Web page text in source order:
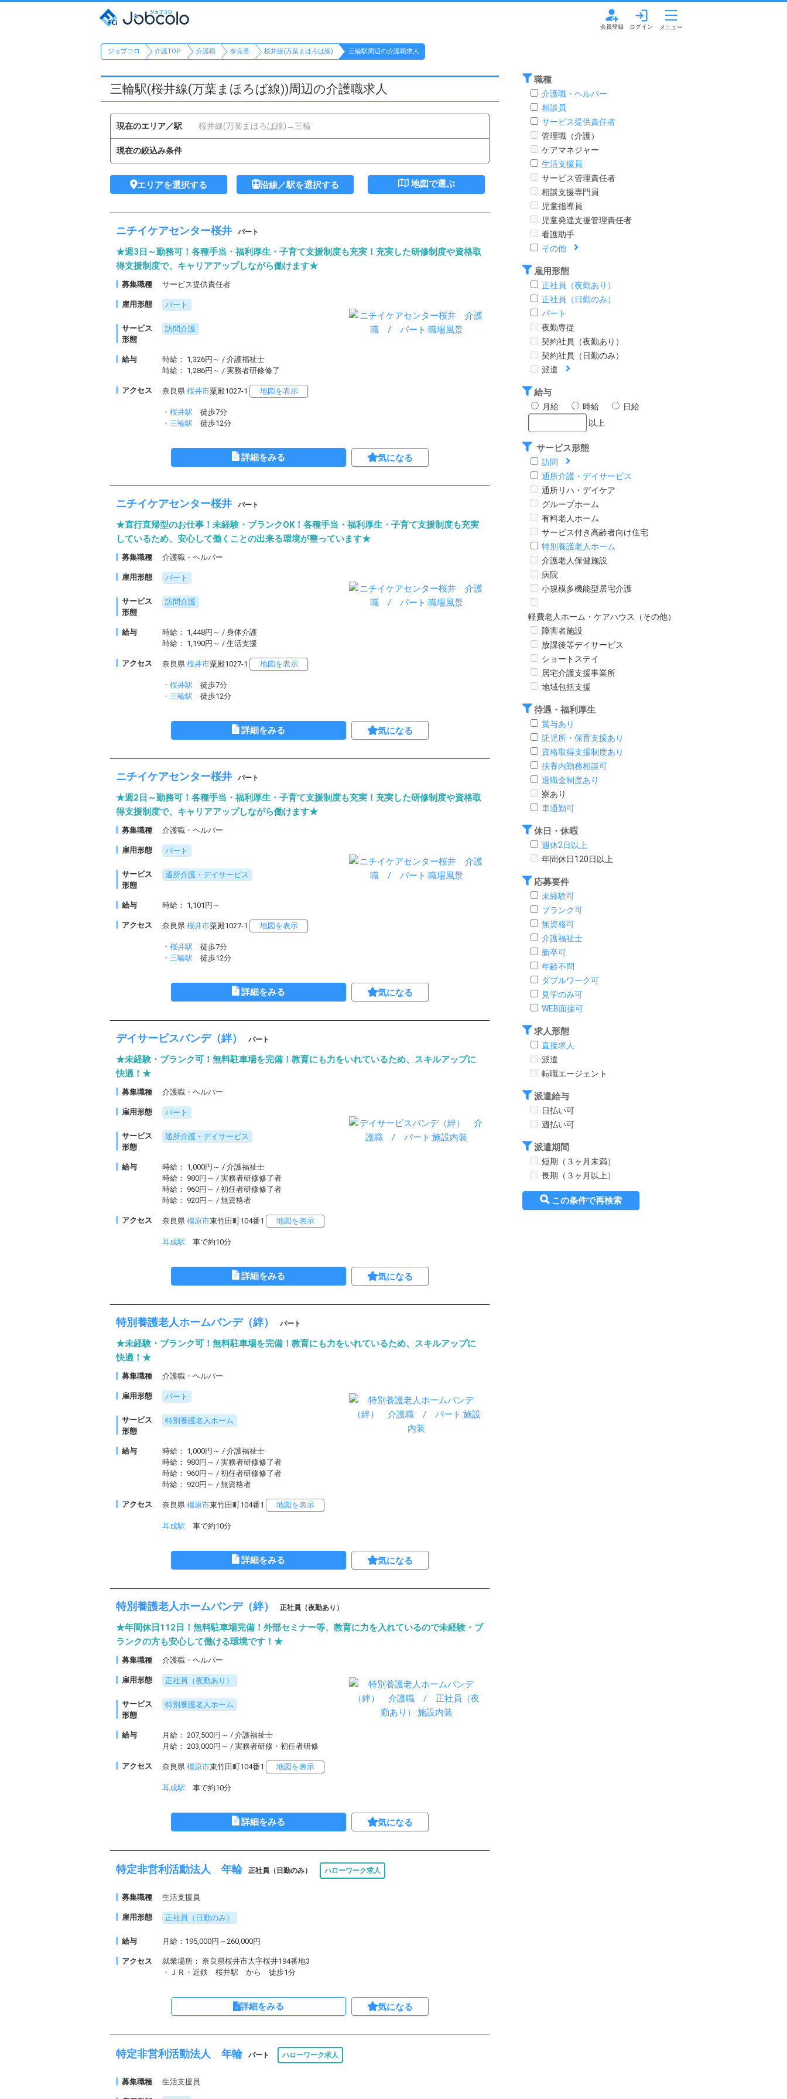
ジョブコロ 介護TOP 介護職 奈良県 桜井線(万葉まほろば線) 三輪駅周辺の介護職求人
三輪駅(桜井線(万葉まほろば線))周辺の介護職求人
現在のエリア／駅 桜井線(万葉まほろば線)→三輪
現在の絞込み条件
エリアを選択する 沿線／駅を選択する 地図で選ぶ
ニチイケアセンター桜井 パート
★週3日～勤務可！各種手当・福利厚生・子育て支援制度も充実！充実した研修制度や資格取
得支援制度で、キャリアアップしながら働けます★
募集職種 サービス提供責任者
雇用形態 パート
サービス
形態
訪問介護
給与
時給： 1,326円～ / 介護福祉士
時給： 1,286円～ / 実務者研修修了
アクセス 奈良県 桜井市粟殿1027-1 地図を表示
・ 桜井駅 徒歩7分
・ 三輪駅 徒歩12分
詳細をみる 気になる
ニチイケアセンター桜井 パート
★直行直帰型のお仕事！未経験・ブランクOK！各種手当・福利厚生・子育て支援制度も充実
しているため、安心して働くことの出来る環境が整っています★
募集職種 介護職・ヘルパー
雇用形態 パート
サービス
形態
訪問介護
給与
時給： 1,448円～ / 身体介護
時給： 1,190円～ / 生活支援
アクセス 奈良県 桜井市粟殿1027-1 地図を表示
・ 桜井駅 徒歩7分
・ 三輪駅 徒歩12分
詳細をみる 気になる
ニチイケアセンター桜井 パート
★週2日～勤務可！各種手当・福利厚生・子育て支援制度も充実！充実した研修制度や資格取
得支援制度で、キャリアアップしながら働けます★
募集職種 介護職・ヘルパー
雇用形態 パート
サービス
形態
通所介護・デイサービス
給与 時給： 1,101円～
アクセス 奈良県 桜井市粟殿1027-1 地図を表示
・ 桜井駅 徒歩7分
・ 三輪駅 徒歩12分
詳細をみる 気になる
デイサービスバンデ（絆） パート
★未経験・ブランク可！無料駐車場を完備！教育にも力をいれているため、スキルアップに
快適！★
募集職種 介護職・ヘルパー
雇用形態 パート
サービス
形態
通所介護・デイサービス
給与
時給： 1,000円～ / 介護福祉士
時給： 980円～ / 実務者研修修了者
時給： 960円～ / 初任者研修修了者
時給： 920円～ / 無資格者
アクセス 奈良県 橿原市東竹田町104番1 地図を表示
耳成駅 車で約10分
詳細をみる 気になる
特別養護老人ホームバンデ（絆） パート
★未経験・ブランク可！無料駐車場を完備！教育にも力をいれているため、スキルアップに
快適！★
募集職種 介護職・ヘルパー
雇用形態 パート
サービス
形態
特別養護老人ホーム
給与
時給： 1,000円～ / 介護福祉士
時給： 980円～ / 実務者研修修了者
時給： 960円～ / 初任者研修修了者
時給： 920円～ / 無資格者
アクセス 奈良県 橿原市東竹田町104番1 地図を表示
耳成駅 車で約10分
詳細をみる 気になる
特別養護老人ホームバンデ（絆） 正社員（夜勤あり）
★年間休日112日！無料駐車場完備！外部セミナー等、教育に力を入れているので未経験・ブ
ランクの方も安心して働ける環境です！★
募集職種 介護職・ヘルパー
雇用形態 正社員（夜勤あり）
サービス
形態
特別養護老人ホーム
給与
月給： 207,500円～ / 介護福祉士
月給： 203,000円～ / 実務者研修・初任者研修
アクセス 奈良県 橿原市東竹田町104番1 地図を表示
耳成駅 車で約10分
詳細をみる 気になる
特定非営利活動法人 年輪 正社員（日勤のみ） ハローワーク求人
募集職種 生活支援員
雇用形態 正社員（日勤のみ）
給与 月給：195,000円～260,000円
アクセス
就業場所： 奈良県桜井市大字桜井194番地3
・ＪＲ・近鉄 桜井駅 から 徒歩1分
詳細をみる 気になる
特定非営利活動法人 年輪 パート ハローワーク求人
募集職種 生活支援員
職種
介護職・ヘルパー
相談員
サービス提供責任者
管理職（介護）
ケアマネジャー
生活支援員
サービス管理責任者
相談支援専門員
児童指導員
児童発達支援管理責任者
看護助手
その他
雇用形態
正社員（夜勤あり）
正社員（日勤のみ）
パート
夜勤専従
契約社員（夜勤あり）
契約社員（日勤のみ）
派遣
給与
月給 時給
日給
以上
サービス形態
訪問
通所介護・デイサービス
通所リハ・デイケア
グループホーム
有料老人ホーム
サービス付き高齢者向け住宅
特別養護老人ホーム
介護老人保健施設
病院
小規模多機能型居宅介護
軽費老人ホーム・ケアハウス（その他）
障害者施設
放課後等デイサービス
ショートステイ
居宅介護支援事業所
地域包括支援
待遇・福利厚生
賞与あり
託児所・保育支援あり
資格取得支援制度あり
扶養内勤務相談可
退職金制度あり
寮あり
車通勤可
休日・休暇
週休2日以上
年間休日120日以上
応募要件
未経験可
ブランク可
無資格可
介護福祉士
新卒可
年齢不問
ダブルワーク可
見学のみ可
WEB面接可
求人形態
直接求人
派遣
転職エージェント
派遣給与
日払い可
週払い可
派遣期間
短期（３ヶ月未満）
長期（３ヶ月以上）
この条件で再検索